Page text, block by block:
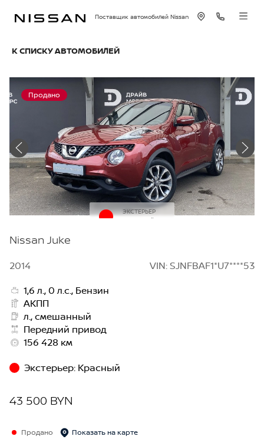
Поставщик автомобилей Nissan
К СПИСКУ АВТОМОБИЛЕЙ
Продано
ЭКСТЕРЬЕР
Красный
Nissan Juke
2014
VIN: SJNFBAF1*U7****53
1,6 л., 0 л.с., Бензин
АКПП
л., смешанный
Передний привод
156 428 км
Экстерьер: Красный
43 500 BYN
Продано Показать на карте